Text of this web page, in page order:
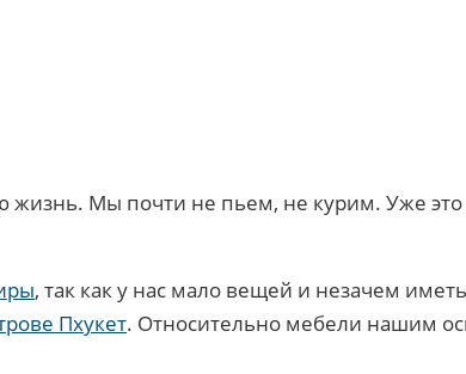
Мы почти не пьем, не курим. Уже это
, так как у нас мало вещей и незачем
Пхукет. Относительно мебели нашим